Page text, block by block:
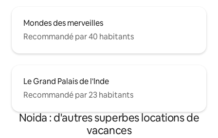
Mondes des merveilles
Recommandé par 40 habitants
Le Grand Palais de l'Inde
Recommandé par 23 habitants
Noida : d'autres superbes locations de
vacances